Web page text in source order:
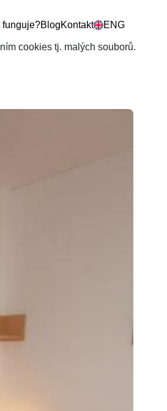
funguje?BlogKontakt ENG
cookies tj. malých souborů.